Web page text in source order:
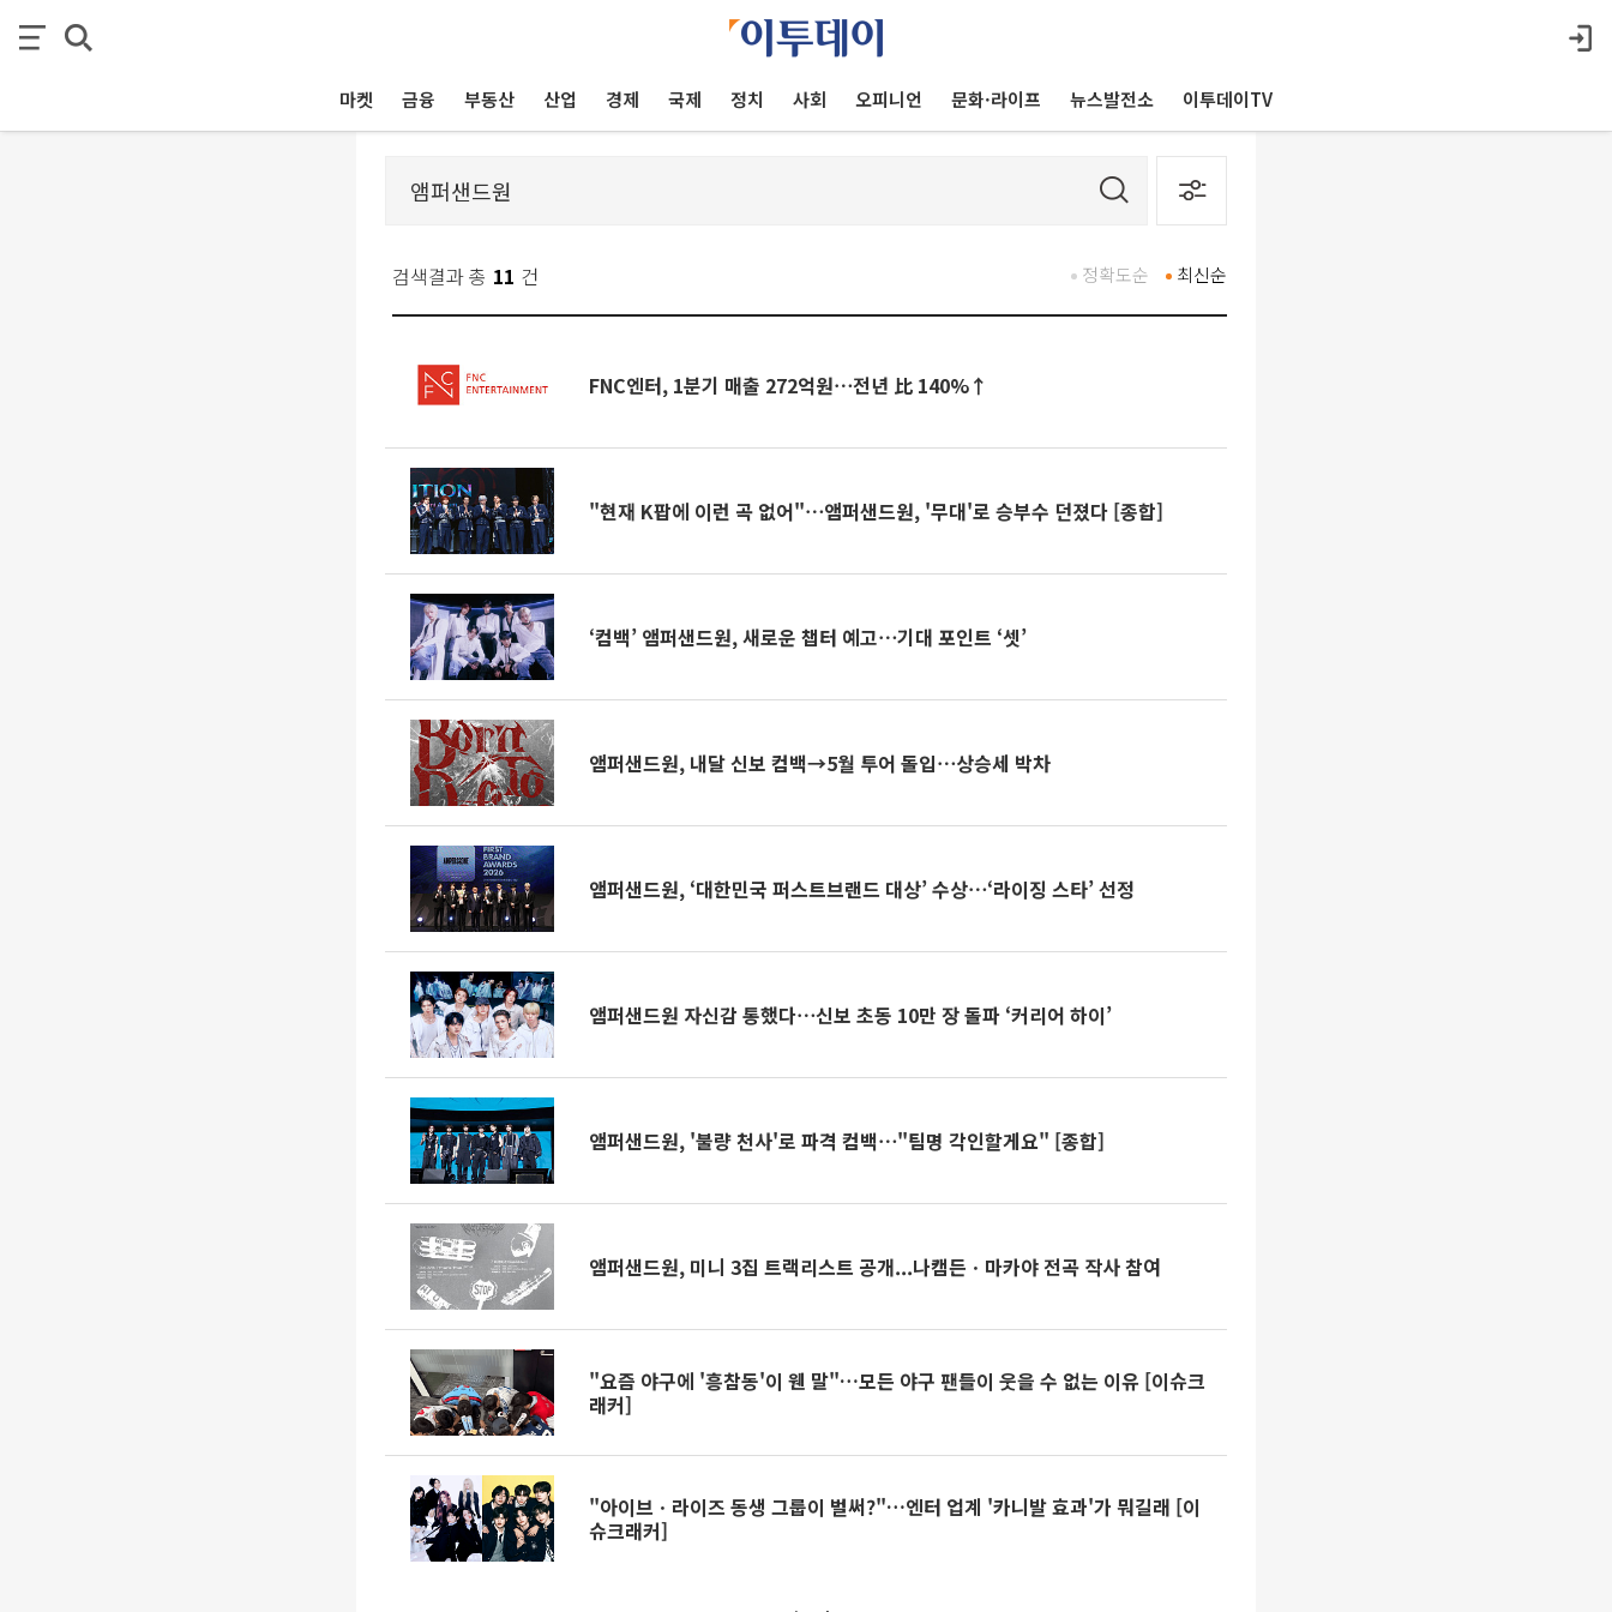
마켓 금융 부동산 산업 경제 국제 정치 사회 오피니언 문화·라이프 뉴스발전소 이투데이TV
검색결과 총 11 건 최신순
정확도순
FNC엔터, 1분기 매출 272억원⋯전년 比 140%↑
"현재 K팝에 이런 곡 없어"⋯앰퍼샌드원, '무대'로 승부수 던졌다 [종합]
‘컴백’ 앰퍼샌드원, 새로운 챕터 예고⋯기대 포인트 ‘셋’
앰퍼샌드원, 내달 신보 컴백→5월 투어 돌입⋯상승세 박차
앰퍼샌드원, ‘대한민국 퍼스트브랜드 대상’ 수상⋯‘라이징 스타’ 선정
앰퍼샌드원 자신감 통했다⋯신보 초동 10만 장 돌파 ‘커리어 하이’
앰퍼샌드원, '불량 천사'로 파격 컴백⋯"팀명 각인할게요" [종합]
앰퍼샌드원, 미니 3집 트랙리스트 공개...나캠든ㆍ마카야 전곡 작사 참여
"요즘 야구에 '흥참동'이 웬 말"…모든 야구 팬들이 웃을 수 없는 이유 [이슈크
래커]
"아이브ㆍ라이즈 동생 그룹이 벌써?"…엔터 업계 '카니발 효과'가 뭐길래 [이
슈크래커]